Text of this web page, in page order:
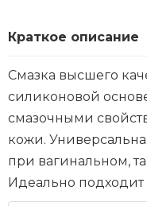
Краткое описание
Смазка высшего
силиконовой
смазочными
кожи.
при вагинальном,
Идеально подходит